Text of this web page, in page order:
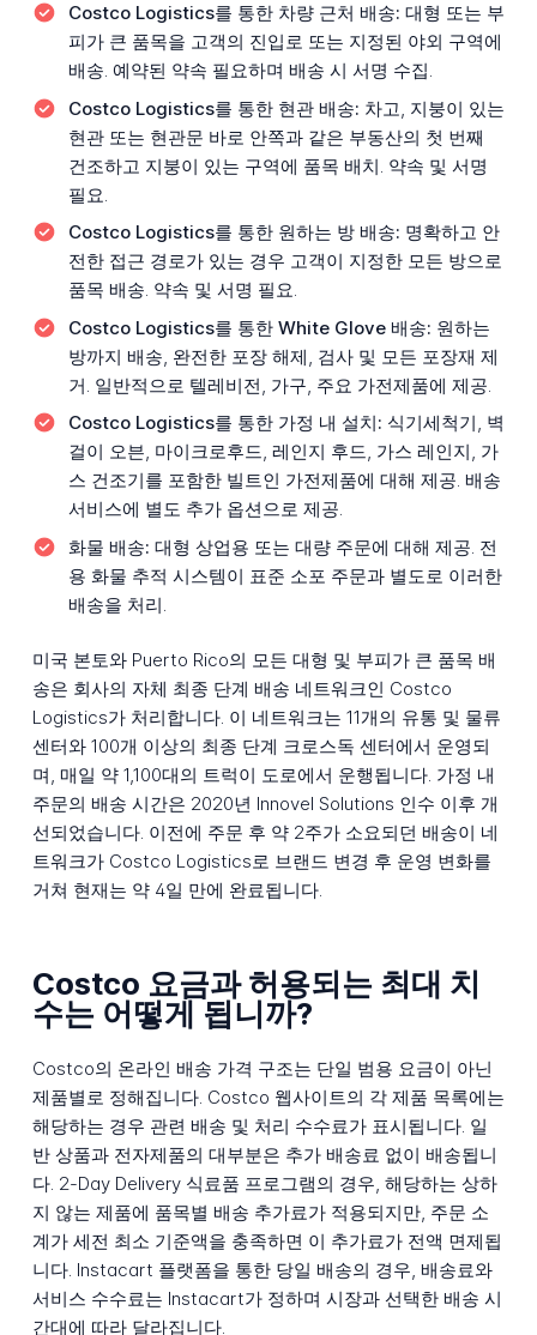
Costco Logistics를 통한 차량 근처 배송: 대형 또는 부
피가 큰 품목을 고객의 진입로 또는 지정된 야외 구역에
배송. 예약된 약속 필요하며 배송 시 서명 수집.
Costco Logistics를 통한 현관 배송: 차고, 지붕이 있는
현관 또는 현관문 바로 안쪽과 같은 부동산의 첫 번째
건조하고 지붕이 있는 구역에 품목 배치. 약속 및 서명
필요.
Costco Logistics를 통한 원하는 방 배송: 명확하고 안
전한 접근 경로가 있는 경우 고객이 지정한 모든 방으로
품목 배송. 약속 및 서명 필요.
Costco Logistics를 통한 White Glove 배송: 원하는
방까지 배송, 완전한 포장 해제, 검사 및 모든 포장재 제
거. 일반적으로 텔레비전, 가구, 주요 가전제품에 제공.
Costco Logistics를 통한 가정 내 설치: 식기세척기, 벽
걸이 오븐, 마이크로후드, 레인지 후드, 가스 레인지, 가
스 건조기를 포함한 빌트인 가전제품에 대해 제공. 배송
서비스에 별도 추가 옵션으로 제공.
화물 배송: 대형 상업용 또는 대량 주문에 대해 제공. 전
용 화물 추적 시스템이 표준 소포 주문과 별도로 이러한
배송을 처리.
미국 본토와 Puerto Rico의 모든 대형 및 부피가 큰 품목 배
송은 회사의 자체 최종 단계 배송 네트워크인 Costco
Logistics가 처리합니다. 이 네트워크는 11개의 유통 및 물류
센터와 100개 이상의 최종 단계 크로스독 센터에서 운영되
며, 매일 약 1,100대의 트럭이 도로에서 운행됩니다. 가정 내
주문의 배송 시간은 2020년 Innovel Solutions 인수 이후 개
선되었습니다. 이전에 주문 후 약 2주가 소요되던 배송이 네
트워크가 Costco Logistics로 브랜드 변경 후 운영 변화를
거쳐 현재는 약 4일 만에 완료됩니다.
Costco 요금과 허용되는 최대 치
수는 어떻게 됩니까?
Costco의 온라인 배송 가격 구조는 단일 범용 요금이 아닌
제품별로 정해집니다. Costco 웹사이트의 각 제품 목록에는
해당하는 경우 관련 배송 및 처리 수수료가 표시됩니다. 일
반 상품과 전자제품의 대부분은 추가 배송료 없이 배송됩니
다. 2-Day Delivery 식료품 프로그램의 경우, 해당하는 상하
지 않는 제품에 품목별 배송 추가료가 적용되지만, 주문 소
계가 세전 최소 기준액을 충족하면 이 추가료가 전액 면제됩
니다. Instacart 플랫폼을 통한 당일 배송의 경우, 배송료와
서비스 수수료는 Instacart가 정하며 시장과 선택한 배송 시
간대에 따라 달라집니다.